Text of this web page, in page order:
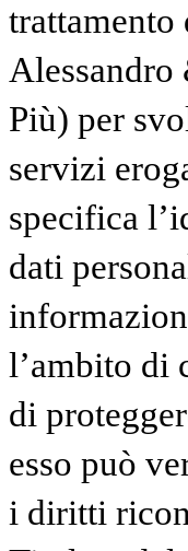
trattamento
Alessandro
Più) per
servizi
specifica
dati
l’ambito di
di
esso può
i diritti